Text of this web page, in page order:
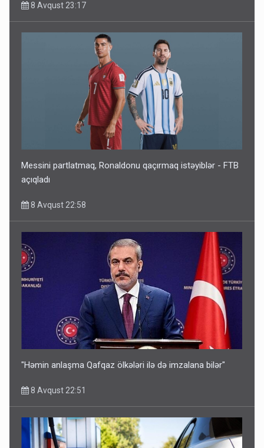
8 Avqust 23:17
Messini partlatmaq, Ronaldonu qaçırmaq istəyiblər - FTB
açıqladı
8 Avqust 22:58
"Həmin anlaşma Qafqaz ölkələri ilə də imzalana bilər"
8 Avqust 22:51